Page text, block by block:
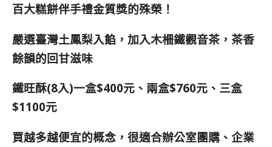
百大糕餅伴手禮金質獎的殊榮！
嚴選臺灣土鳳梨入餡，加入木柵鐵觀音茶，茶香
餘韻的回甘滋味
鐵旺酥(8入)一盒$400元、兩盒$760元、三盒
$1100元
買越多越便宜的概念，很適合辦公室團購、企業